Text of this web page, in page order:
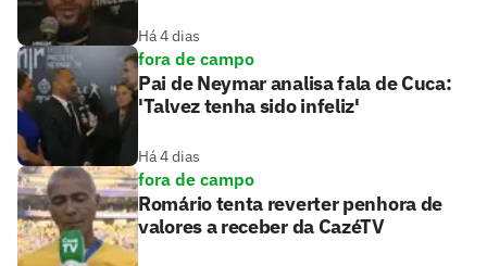
Há 4 dias
fora de campo
Pai de Neymar analisa fala de Cuca:
'Talvez tenha sido infeliz'
Há 4 dias
fora de campo
Romário tenta reverter penhora de
valores a receber da CazéTV